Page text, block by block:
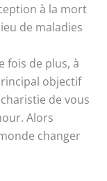
à la mort
de maladies
fois de plus, à
objectif
de vous
Alors
changer